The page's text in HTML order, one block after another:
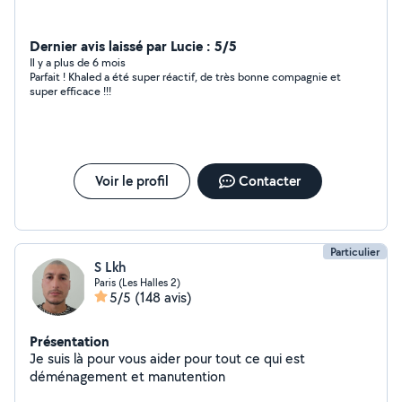
Dernier avis laissé par Lucie : 5/5
Il y a plus de 6 mois
Parfait ! Khaled a été super réactif, de très bonne compagnie et
super efficace !!!
Voir le profil Contacter
Particulier
S Lkh
Paris (Les Halles 2)
5/5 (148 avis)
Présentation
Je suis là pour vous aider pour tout ce qui est
déménagement et manutention